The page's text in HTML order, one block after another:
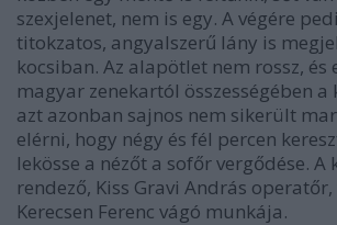
szexjelenet, nem is egy. A végére
titokzatos, angyalszerű lány is
kocsiban. Az alapötlet nem rossz, és
magyar zenekartól összességében a
azt azonban sajnos nem sikerült
elérni, hogy négy és fél percen
lekösse a nézőt a sofőr vergődése.
rendező, Kiss Gravi András
Kerecsen Ferenc vágó munkája.